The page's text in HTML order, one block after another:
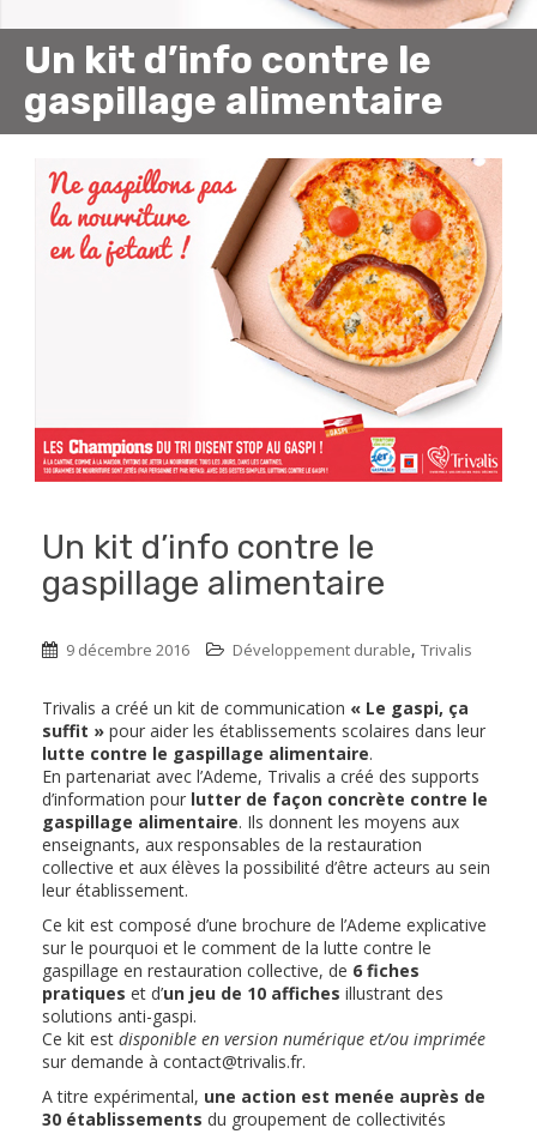
Un kit d’info contre le
gaspillage alimentaire
Un kit d’info contre le
gaspillage alimentaire
9 décembre 2016 Développement durable, Trivalis
Trivalis a créé un kit de communication « Le gaspi, ça
suffit » pour aider les établissements scolaires dans leur
lutte contre le gaspillage alimentaire.
En partenariat avec l’Ademe, Trivalis a créé des supports
d’information pour lutter de façon concrète contre le
gaspillage alimentaire. Ils donnent les moyens aux
enseignants, aux responsables de la restauration
collective et aux élèves la possibilité d’être acteurs au sein
leur établissement.
Ce kit est composé d’une brochure de l’Ademe explicative
sur le pourquoi et le comment de la lutte contre le
gaspillage en restauration collective, de 6 fiches
pratiques et d’un jeu de 10 affiches illustrant des
solutions anti-gaspi.
Ce kit est disponible en version numérique et/ou imprimée
sur demande à contact@trivalis.fr.
A titre expérimental, une action est menée auprès de
30 établissements du groupement de collectivités